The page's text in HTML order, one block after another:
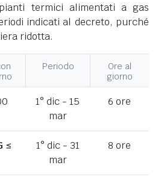
termici alimentati a gas
indicati al decreto, purché
ridotta.
Periodo
Ore al
giorno
1° dic - 15
mar
6 ore
≤
1° dic - 31
mar
8 ore